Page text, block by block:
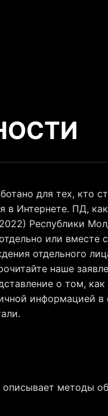
для тех, кто
Интернете. ПД,
Республики
или вместе
отдельного
наше
о том,
информацией в
методы